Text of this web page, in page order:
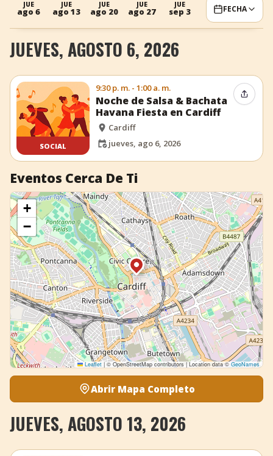
+ Añadir evento
JUE
ago 6
JUE
ago 13
JUE
ago 20
JUE
ago 27
JUE
sep 3 FECHA
JUEVES, AGOSTO 6, 2026
SOCIAL
9:30 p. m. - 1:00 a. m.
Noche de Salsa & Bachata
Havana Fiesta en Cardiff
Cardiff
jueves, ago 6, 2026
Eventos Cerca De Ti
+
−
Leaflet |© OpenStreetMap contributors | Location data ©GeoNames
Abrir Mapa Completo
JUEVES, AGOSTO 13, 2026